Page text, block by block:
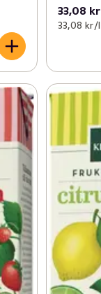
33,08 kr
33,08 kr /l